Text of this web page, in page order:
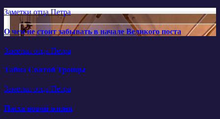
Заметки отца Петра
О чем не стоит забывать в начале Великого поста
Заметки отца Петра
Тайна Святой Троицы
Заметки отца Петра
Пасха новой жизни